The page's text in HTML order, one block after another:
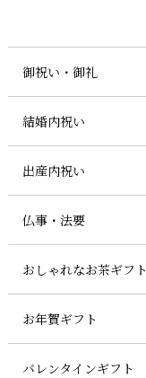
御祝い・御礼
結婚内祝い
出産内祝い
仏事・法要
おしゃれなお茶ギフト
お年賀ギフト
バレンタインギフト